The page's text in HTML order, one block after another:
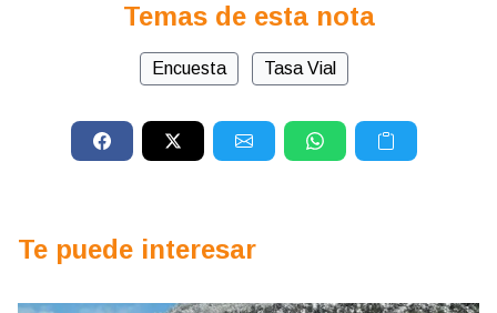
Temas de esta nota
Encuesta Tasa Vial
Te puede interesar